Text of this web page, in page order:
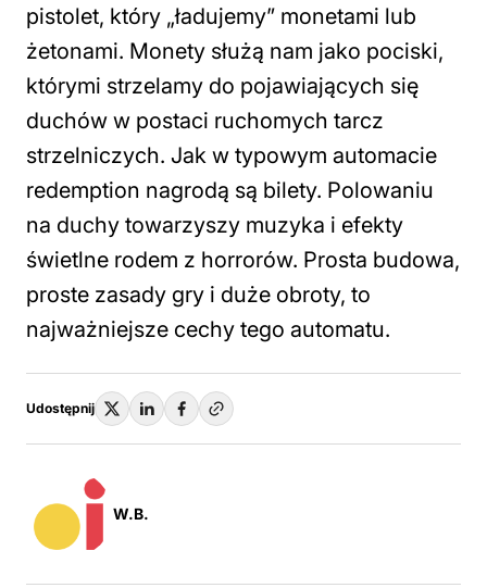
pistolet, który „ładujemy” monetami lub
żetonami. Monety służą nam jako pociski,
którymi strzelamy do pojawiających się
duchów w postaci ruchomych tarcz
strzelniczych. Jak w typowym automacie
redemption nagrodą są bilety. Polowaniu
na duchy towarzyszy muzyka i efekty
świetlne rodem z horrorów. Prosta budowa,
proste zasady gry i duże obroty, to
najważniejsze cechy tego automatu.
Udostępnij
W.B.